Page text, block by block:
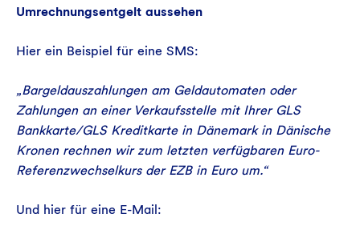
Umrechnungsentgelt aussehen
Hier ein Beispiel für eine SMS:
„Bargeldauszahlungen am Geldautomaten oder
Zahlungen an einer Verkaufsstelle mit Ihrer GLS
Bankkarte/GLS Kreditkarte in Dänemark in Dänische
Kronen rechnen wir zum letzten verfügbaren Euro-
Referenzwechselkurs der EZB in Euro um.“
Und hier für eine E-Mail: